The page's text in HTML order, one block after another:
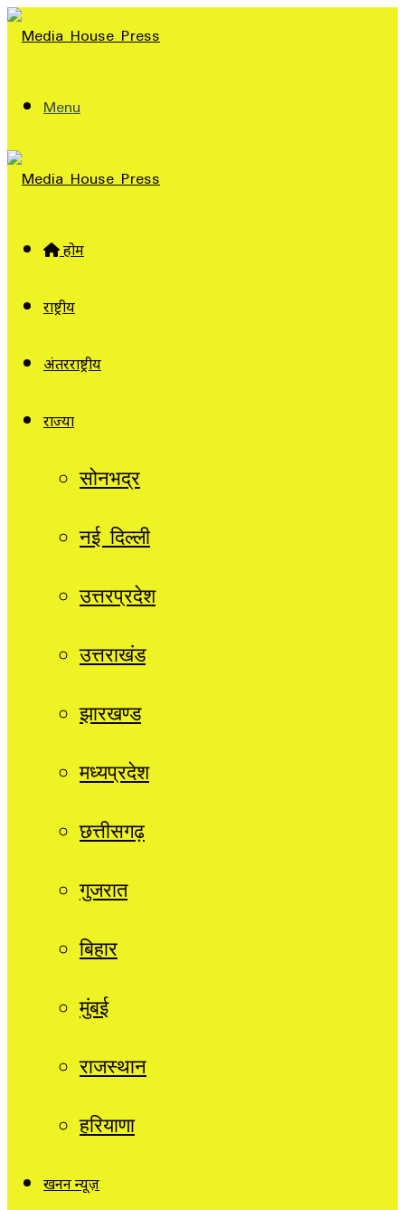
Menu
होम
राष्ट्रीय
अंतरराष्ट्रीय
राज्यों
सोनभद्र
नई दिल्ली
उत्तरप्रदेश
उत्तराखंड
झारखण्ड
मध्यप्रदेश
छत्तीसगढ़
गुजरात
बिहार
मुंबई
राजस्थान
हरियाणा
खनन न्यूज़